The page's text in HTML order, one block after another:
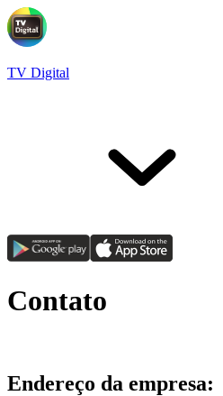
TV Digital
Contato
Endereço da empresa: